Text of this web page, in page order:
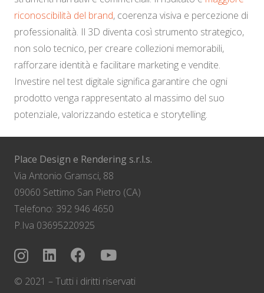
riconoscibilità del brand, coerenza visiva e percezione di
professionalità. Il 3D diventa così strumento strategico,
non solo tecnico, per creare collezioni memorabili,
rafforzare identità e facilitare marketing e vendite.
Investire nel test digitale significa garantire che ogni
prodotto venga rappresentato al massimo del suo
potenziale, valorizzando estetica e storytelling.
Place Design e Rendering s.r.l.s.
Via Antonio Gramsci, 88
09060 Settimo San Pietro (CA)
Telefono: 392 946 4650
P.Iva 03695220925
© 2021 – Tutti i diritti riservati